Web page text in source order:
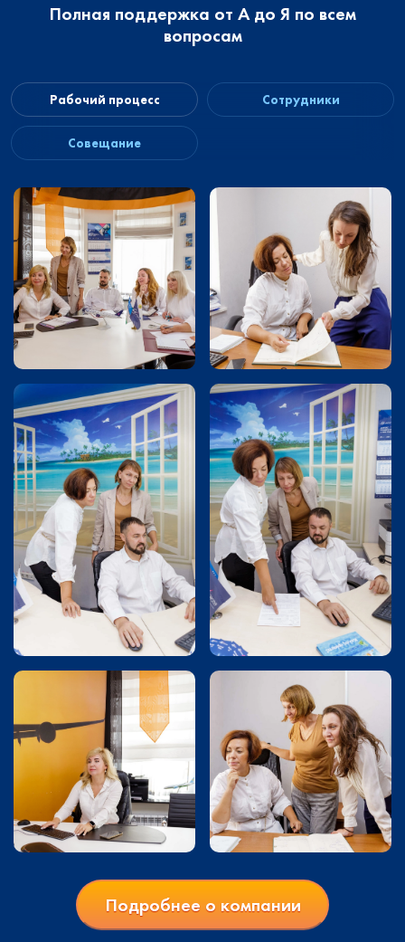
Полная поддержка от А до Я по всем
вопросам
Рабочий процесс Сотрудники
Совещание
Подробнее о компании